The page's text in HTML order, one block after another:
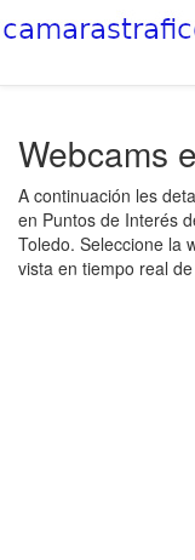
Webcams
A continuación les
en Puntos de Interés
Toledo. Seleccione la
vista en tiempo real